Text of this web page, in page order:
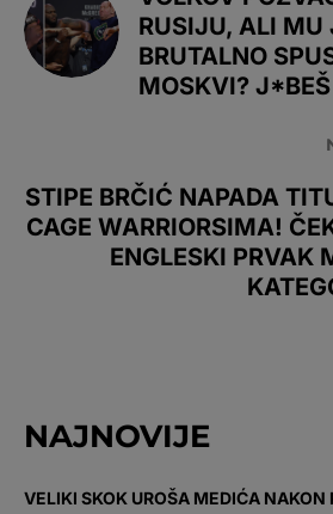
RUSIJU, ALI MU
BRUTALNO
MOSKVI? J*BEŠ
STIPE BRČIĆ NAPADA
CAGE WARRIORSIMA!
ENGLESKI PRVAK
NAJNOVIJE
VELIKI SKOK UROŠA MEDIĆA NAKON